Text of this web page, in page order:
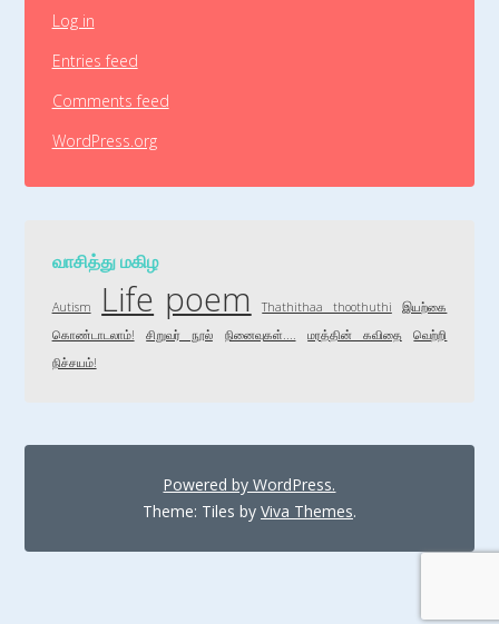
Log in
Entries feed
Comments feed
WordPress.org
வாசித்து மகிழ
Autism Life poem Thathithaa thoothuthi
இயற்கை
கொண்டாடலாம்!
சிறுவர் நூல் நினைவுகள்.... மரத்தின் கவிதை
வெற்றி
நிச்சயம்!
Powered by WordPress.
Theme: Tiles by Viva Themes.